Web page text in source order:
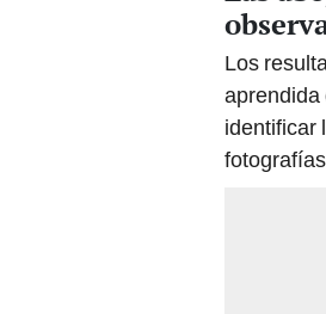
Los
aprendida
identificar